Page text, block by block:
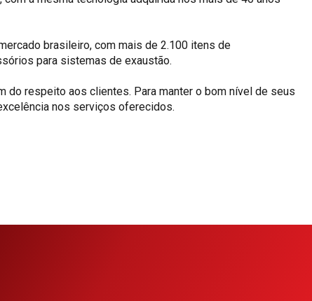
brasileiro, com mais de 2.100 itens de
para sistemas de exaustão.
do respeito aos clientes. Para manter o bom nível de seus
nos serviços oferecidos.